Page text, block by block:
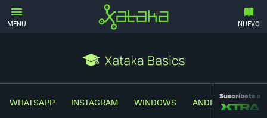
MENÚ NUEVO
WHATSAPP INSTAGRAM WINDOWS ANDROIDSuscríbete a